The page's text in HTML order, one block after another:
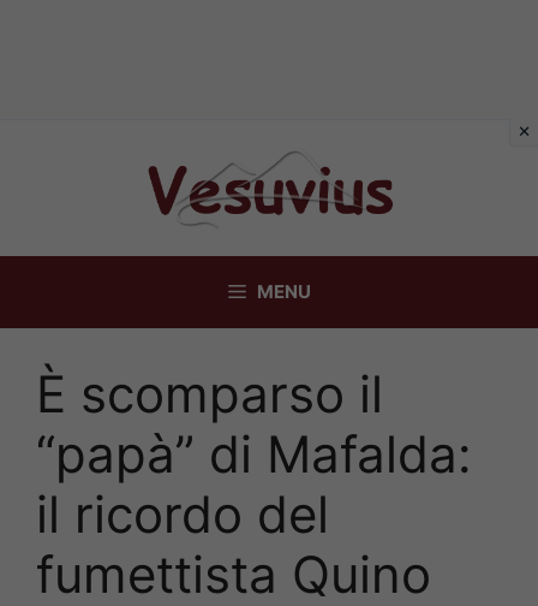
MENU
È scomparso il
“papà” di Mafalda:
il ricordo del
fumettista Quino